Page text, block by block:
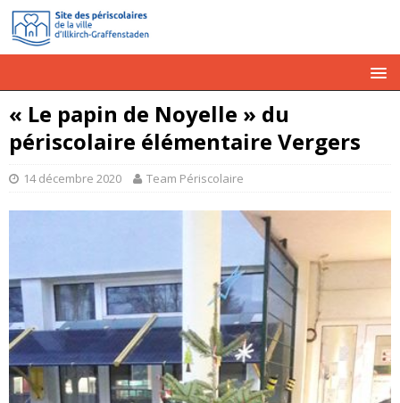
« Le papin de Noyelle » du
périscolaire élémentaire Vergers
14 décembre 2020 Team Périscolaire